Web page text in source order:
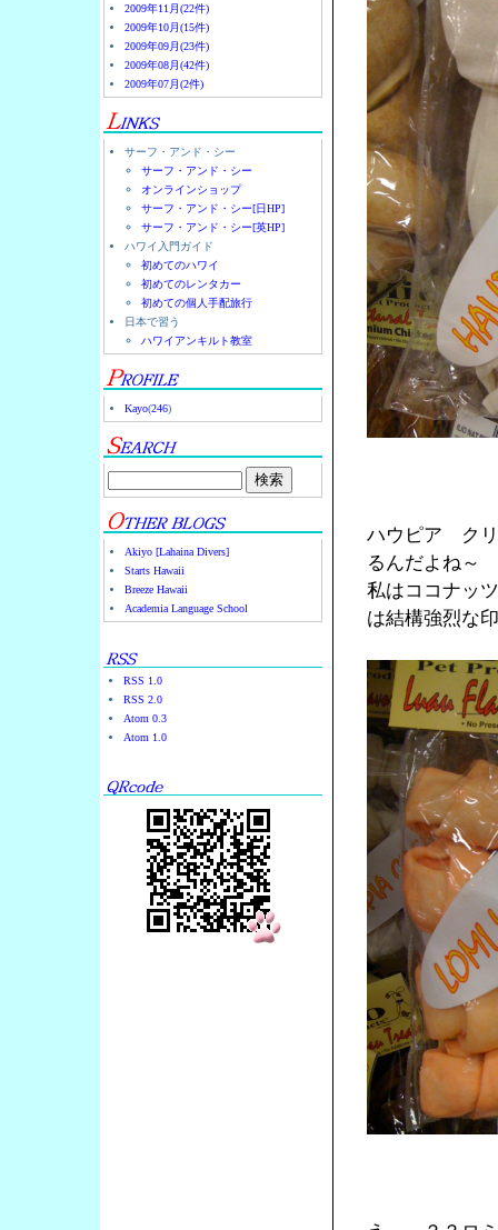
2009年11月(22件)
2009年10月(15件)
2009年09月(23件)
2009年08月(42件)
2009年07月(2件)
サーフ・アンド・シー
サーフ・アンド・シー
オンラインショップ
サーフ・アンド・シー[日HP]
サーフ・アンド・シー[英HP]
ハワイ入門ガイド
初めてのハワイ
初めてのレンタカー
初めての個人手配旅行
日本で習う
ハワイアンキルト教室
Kayo(246)
Akiyo [Lahaina Divers]
Starts Hawaii
Breeze Hawaii
Academia Language School
RSS 1.0
RSS 2.0
Atom 0.3
Atom 1.0
ハウピア クリ
るんだよね～
私はココナッ
は結構強烈な